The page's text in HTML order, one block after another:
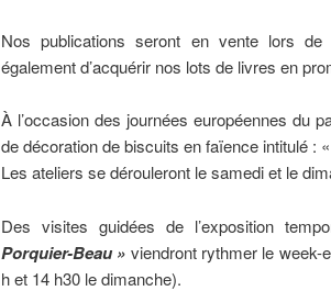
Nos publications seront en vente lors
également d’acquérir nos lots de livres en
À l’occasion des journées européennes du
de décoration de biscuits en faïence intitulé :
Les ateliers se dérouleront le samedi et le
Des visites guidées de l’exposition
Porquier-Beau » viendront rythmer le week-
h et 14 h30 le dimanche).